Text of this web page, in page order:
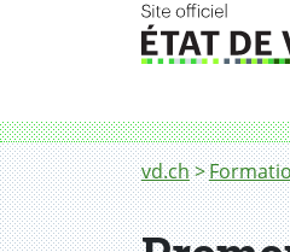
Fil
vd.ch